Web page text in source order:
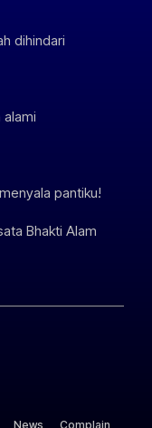
dihindari
alami
pantiku!
Bhakti Alam
News Complain